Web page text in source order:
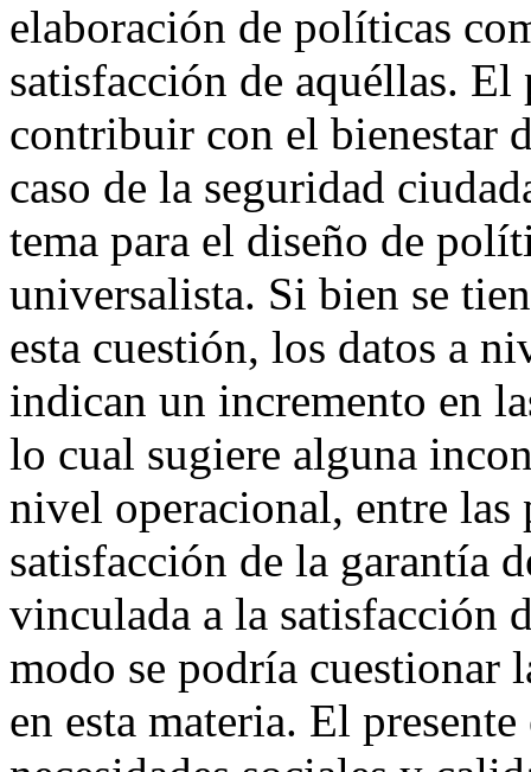
elaboración de políticas
satisfacción de aquéllas.
contribuir con el bienestar
caso de la seguridad
tema para el diseño de
universalista. Si bien se
esta cuestión, los datos a
indican un incremento en
lo cual sugiere alguna
nivel operacional, entre
satisfacción de la garantía
vinculada a la satisfacción
modo se podría cuestionar
en esta materia. El